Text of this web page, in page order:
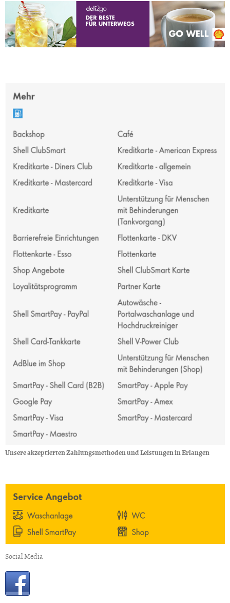
Unsere akzeptierten Zahlungsmethoden und Leistungen in Erlangen
Social Media